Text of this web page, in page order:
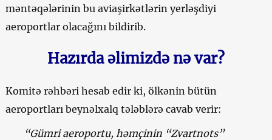
məntəqələrinin bu aviaşirkətlərin yerləşdiyi
aeroportlar olacağını bildirib.
Hazırda əlimizdə nə var?
Komitə rəhbəri hesab edir ki, ölkənin bütün
aeroportları beynəlxalq tələblərə cavab verir:
“Gümri aeroportu, həmçinin “Zvartnots”